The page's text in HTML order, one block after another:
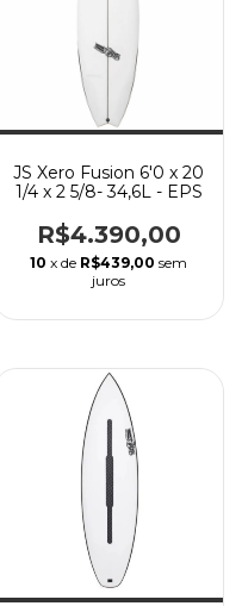
JS Xero Fusion 6'0 x 20
1/4 x 2 5/8- 34,6L - EPS
R$4.390,00
10 x de R$439,00 sem
juros